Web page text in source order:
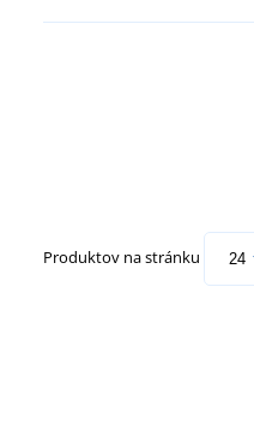
Produktov na stránku